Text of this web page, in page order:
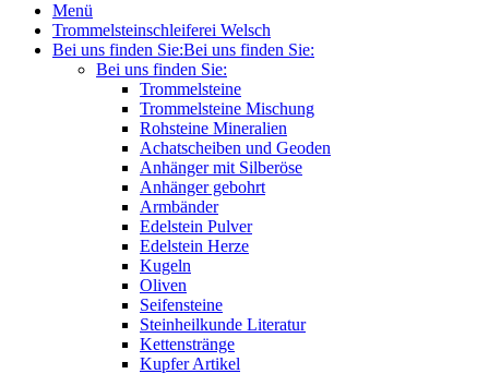
Menü
Trommelsteinschleiferei Welsch
Bei uns finden Sie:Bei uns finden Sie:
Bei uns finden Sie:
Trommelsteine
Trommelsteine Mischung
Rohsteine Mineralien
Achatscheiben und Geoden
Anhänger mit Silberöse
Anhänger gebohrt
Armbänder
Edelstein Pulver
Edelstein Herze
Kugeln
Oliven
Seifensteine
Steinheilkunde Literatur
Kettenstränge
Kupfer Artikel